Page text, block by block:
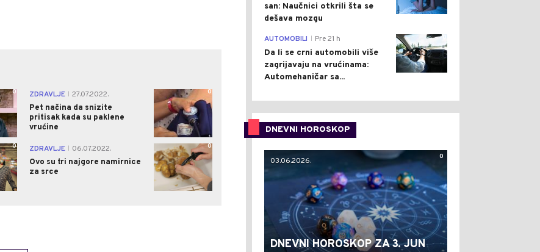
0 ZDRAVLJE
27.07.2022.
Pet načina da snizite
pritisak kada su paklene
vrućine
0
0 ZDRAVLJE
06.07.2022.
Ovo su tri najgore namirnice
za srce
0
san: Naučnici otkrili šta se
dešava mozgu
0
AUTOMOBILI Pre 21 h
Da li se crni automobili više
zagrijavaju na vrućinama:
Automehaničar sa...
DNEVNI HOROSKOP
0
03.06.2026.
DNEVNI HOROSKOP ZA 3. JUN